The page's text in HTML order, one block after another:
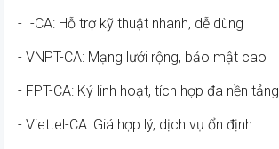
- I-CA: Hỗ trợ kỹ thuật nhanh, dễ dùng
- VNPT-CA: Mạng lưới rộng, bảo mật cao
- FPT-CA: Ký linh hoạt, tích hợp đa nền tảng
- Viettel-CA: Giá hợp lý, dịch vụ ổn định